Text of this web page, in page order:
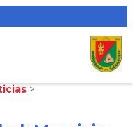
>